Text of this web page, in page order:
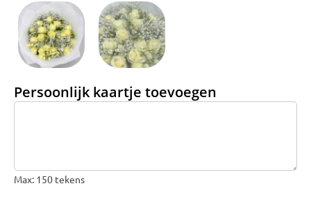
Bloemenbon
Onze bloemenwinkel
Persoonlijk kaartje toevoegen
Max: 150 tekens